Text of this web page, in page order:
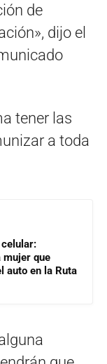
de
dijo el
tener las
a toda
mujer que
auto en la Ruta